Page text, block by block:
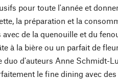
pour toute l'année et
la préparation et la
avec de la quenouille et du
à la bière ou un parfait de
duo d'auteurs Anne Schmidt-
le fine dining avec